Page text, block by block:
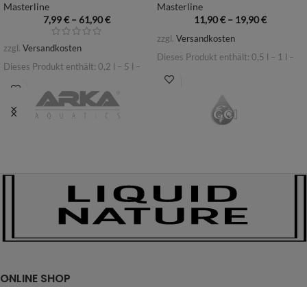
Masterline
7,99€– 61,90€
zzgl. Versandkosten
Dieses Produkt enthält: 0,2 l – 5 l –
Masterline
11,90€– 19,90€
zzgl. Versandkosten
Dieses Produkt enthält: 0,5 l – 1 l –
ONLINE SHOP